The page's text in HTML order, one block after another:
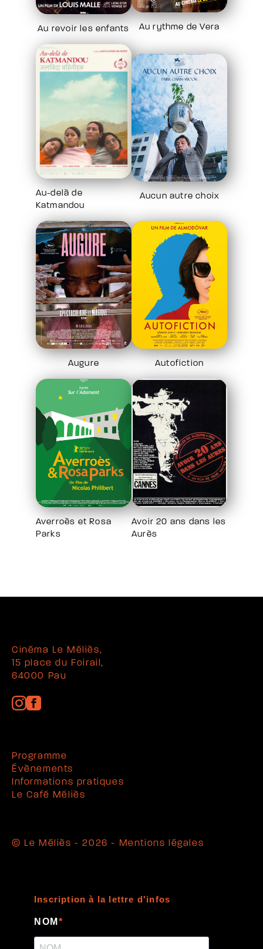
Au revoir les enfants Au rythme de Vera
Au-delà de
Katmandou
Aucun autre choix
Augure Autofiction
Averroès et Rosa
Parks
Avoir 20 ans dans les
Aurès
Cinéma Le Méliès,
15 place du Foirail,
64000 Pau
Programme
Évènements
Informations pratiques
Le Café Méliès
© Le Méliès - 2026 - Mentions légales
Inscription à la lettre d'infos
NOM